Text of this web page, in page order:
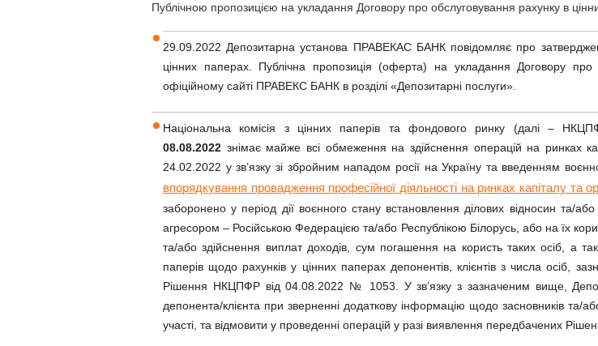
Публічною пропозицією на укладання Договору про обслуговування рахунку в
29.09.2022 Депозитарна установа ПРАВЕКАС БАНК повідомляє про
цінних паперах. Публічна пропозиція (оферта) на укладання Договору
офіційному сайті ПРАВЕКС БАНК в розділі «Депозитарні послуги».
Національна комісія з цінних паперів та фондового ринку (далі –
08.08.2022 знімає майже всі обмеження на здійснення операцій на ринках
24.02.2022 у зв’язку зі збройним нападом росії на Україну та введенням
впорядкування провадження професійної діяльності на ринках капіталу та
заборонено у період дії воєнного стану встановлення ділових відносин та/
агресором – Російською Федерацією та/або Республікою Білорусь, або на їх
та/або здійснення виплат доходів, сум погашення на користь таких осіб, а
паперів щодо рахунків у цінних паперах депонентів, клієнтів з числа осіб,
Рішення НКЦПФР від 04.08.2022 № 1053. У зв’язку з зазначеним вище,
депонента/клієнта при зверненні додаткову інформацію щодо засновників та/
участі, та відмовити у проведенні операцій у разі виявлення передбачених